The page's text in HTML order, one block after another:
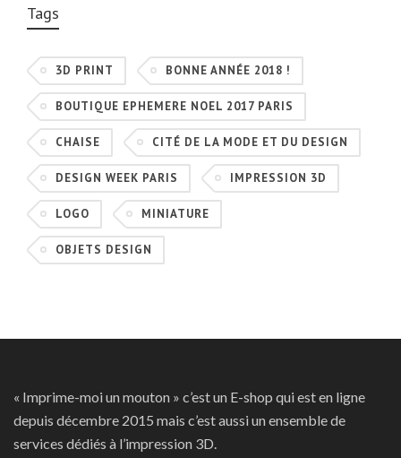
Tags
3D PRINT BONNE ANNÉE 2018 !
BOUTIQUE EPHEMERE NOEL 2017 PARIS
CHAISE CITÉ DE LA MODE ET DU DESIGN
DESIGN WEEK PARIS IMPRESSION 3D
LOGO MINIATURE
OBJETS DESIGN
« Imprime-moi un mouton » c’est un E-shop qui est en ligne
depuis décembre 2015 mais c’est aussi un ensemble de
services dédiés à l’impression 3D.